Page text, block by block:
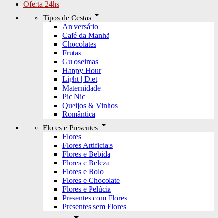
Oferta 24hs
Tipos de Cestas arrow_drop_down
Aniversário
Café da Manhã
Chocolates
Frutas
Guloseimas
Happy Hour
Light | Diet
Maternidade
Pic Nic
Queijos & Vinhos
Romântica
Flores e Presentes arrow_drop_down
Flores
Flores Artificiais
Flores e Bebida
Flores e Beleza
Flores e Bolo
Flores e Chocolate
Flores e Pelúcia
Presentes com Flores
Presentes sem Flores